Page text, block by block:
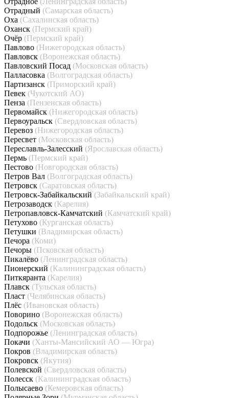
Отрадный (Самарская область)
Оха (Сахалинская область)
Оханск (Пермский край)
Очёр (Пермский край)
Павлово (Нижегородская область)
Павловск (Воронежская область)
Павловский Посад (Московская область)
Палласовка (Волгоградская область)
Партизанск (Приморский край)
Певек (Чукотский АО)
Пенза (Пензенская область)
Первомайск (Нижегородская область)
Первоуральск (Свердловская область)
Перевоз (Нижегородская область)
Пересвет (Московская область)
Переславль-Залесский (Ярославская область)
Пермь (Пермский край)
Пестово (Новгородская область)
Петров Вал (Волгоградская область)
Петровск (Саратовская область)
Петровск-Забайкальский (Забайкальский край)
Петрозаводск (Карелия)
Петропавловск-Камчатский (Камчатский край)
Петухово (Курганская область)
Петушки (Владимирская область)
Печора (Коми)
Печоры (Псковская область)
Пикалёво (Ленинградская область)
Пионерский (Калининградская область)
Питкяранта (Карелия)
Плавск (Тульская область)
Пласт (Челябинская область)
Плёс (Ивановская область)
Поворино (Воронежская область)
Подольск (Московская область)
Подпорожье (Ленинградская область)
Покачи (Ханты-Мансийский АО — Югра)
Покров (Владимирская область)
Покровск (Якутия)
Полевской (Свердловская область)
Полесск (Калининградская область)
Полысаево (Кемеровская область)